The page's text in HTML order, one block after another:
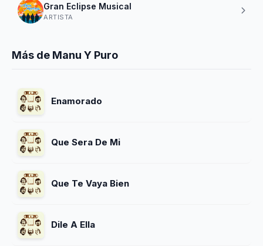
Gran Eclipse Musical
ARTISTA
Más de Manu Y Puro
Enamorado
Que Sera De Mi
Que Te Vaya Bien
Dile A Ella